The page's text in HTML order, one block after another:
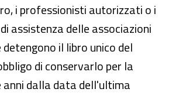
i professionisti autorizzati o i
assistenza delle associazioni
il libro unico del
di conservarlo per la
anni dalla data dell'ultima